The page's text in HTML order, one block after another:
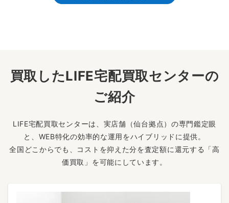
買取したLIFE宅配買取センターの
ご紹介
LIFE宅配買取センターは、実店舗（仙台拠点）の専門鑑定眼
と、WEB特化の効率的な運用をハイブリッドに提供。
全国どこからでも、コストを抑えた分を査定額に還元する「高
価買取」を可能にしています。